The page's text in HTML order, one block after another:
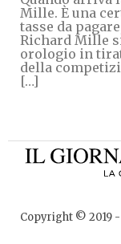
Mille. È una
tasse da
Richard Mille
orologio in
della
[…]
Copyright © 2019 -